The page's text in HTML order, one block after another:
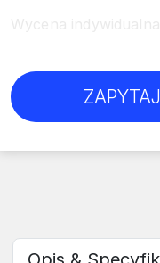
Wybierz sekcję
ZAPYTAJ